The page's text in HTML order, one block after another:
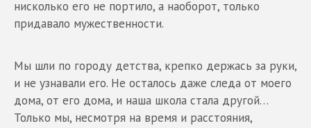
нисколько его не портило, а наоборот, только
придавало мужественности.
Мы шли по городу детства, крепко держась за руки,
и не узнавали его. Не осталось даже следа от моего
дома, от его дома, и наша школа стала другой…
Только мы, несмотря на время и расстояния,